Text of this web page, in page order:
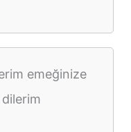
emeğinize
dilerim